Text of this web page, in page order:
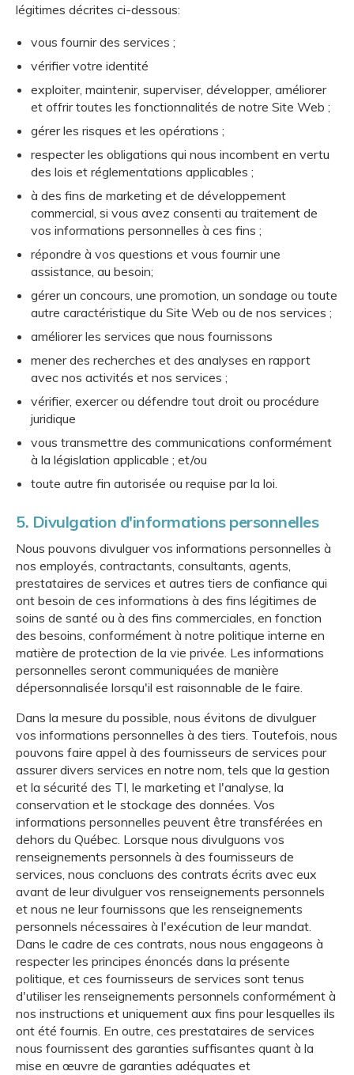
légitimes décrites ci-dessous:
vous fournir des services ;
vérifier votre identité
exploiter, maintenir, superviser, développer, améliorer
et offrir toutes les fonctionnalités de notre Site Web ;
gérer les risques et les opérations ;
respecter les obligations qui nous incombent en vertu
des lois et réglementations applicables ;
à des fins de marketing et de développement
commercial, si vous avez consenti au traitement de
vos informations personnelles à ces fins ;
répondre à vos questions et vous fournir une
assistance, au besoin;
gérer un concours, une promotion, un sondage ou toute
autre caractéristique du Site Web ou de nos services ;
améliorer les services que nous fournissons
mener des recherches et des analyses en rapport
avec nos activités et nos services ;
vérifier, exercer ou défendre tout droit ou procédure
juridique
vous transmettre des communications conformément
à la législation applicable ; et/ou
toute autre fin autorisée ou requise par la loi.
5. Divulgation d'informations personnelles
Nous pouvons divulguer vos informations personnelles à
nos employés, contractants, consultants, agents,
prestataires de services et autres tiers de confiance qui
ont besoin de ces informations à des fins légitimes de
soins de santé ou à des fins commerciales, en fonction
des besoins, conformément à notre politique interne en
matière de protection de la vie privée. Les informations
personnelles seront communiquées de manière
dépersonnalisée lorsqu'il est raisonnable de le faire.
Dans la mesure du possible, nous évitons de divulguer
vos informations personnelles à des tiers. Toutefois, nous
pouvons faire appel à des fournisseurs de services pour
assurer divers services en notre nom, tels que la gestion
et la sécurité des TI, le marketing et l'analyse, la
conservation et le stockage des données. Vos
informations personnelles peuvent être transférées en
dehors du Québec. Lorsque nous divulguons vos
renseignements personnels à des fournisseurs de
services, nous concluons des contrats écrits avec eux
avant de leur divulguer vos renseignements personnels
et nous ne leur fournissons que les renseignements
personnels nécessaires à l'exécution de leur mandat.
Dans le cadre de ces contrats, nous nous engageons à
respecter les principes énoncés dans la présente
politique, et ces fournisseurs de services sont tenus
d'utiliser les renseignements personnels conformément à
nos instructions et uniquement aux fins pour lesquelles ils
ont été fournis. En outre, ces prestataires de services
nous fournissent des garanties suffisantes quant à la
mise en œuvre de garanties adéquates et